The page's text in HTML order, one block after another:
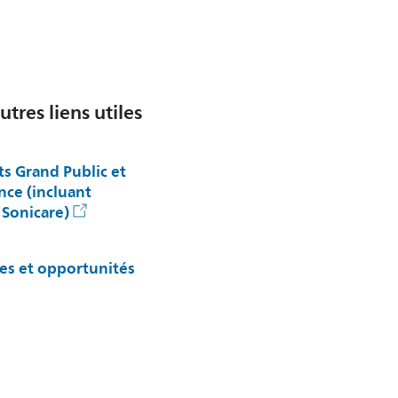
liens utiles
Grand Public et
(incluant
et opportunités